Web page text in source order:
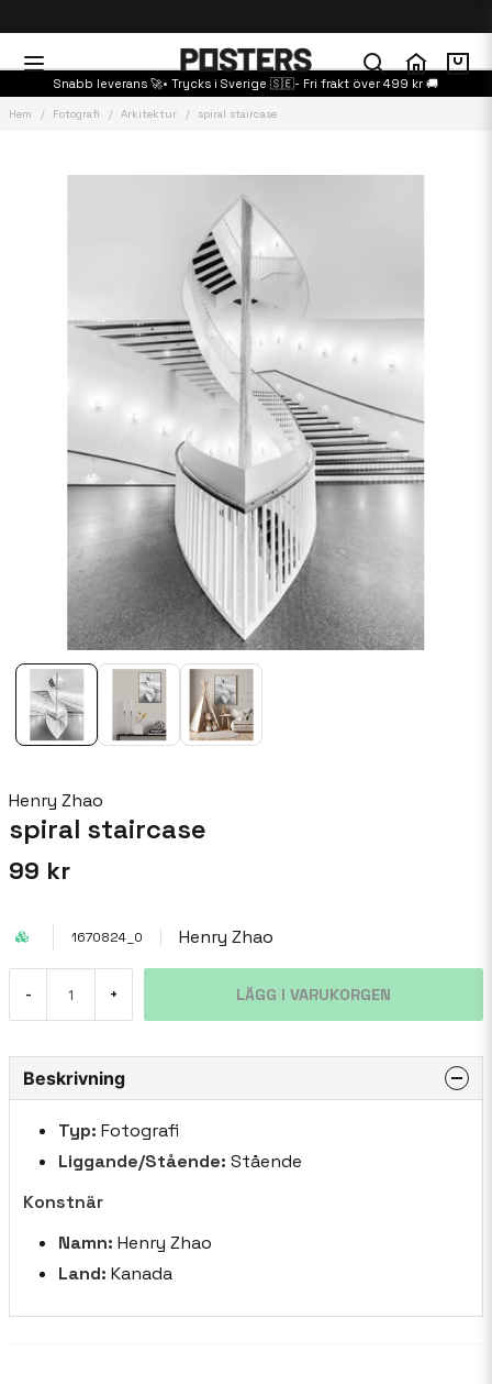
Snabb leverans 🚀• Trycks i Sverige 🇸🇪- Fri frakt över 499 kr 🚚
Hem Fotografi Arkitektur spiral staircase
Henry Zhao
spiral staircase
99 kr
1670824_0 Henry Zhao
- + LÄGG I VARUKORGEN
Beskrivning
Typ: Fotografi
Liggande/Stående: Stående
Konstnär
Namn: Henry Zhao
Land: Kanada